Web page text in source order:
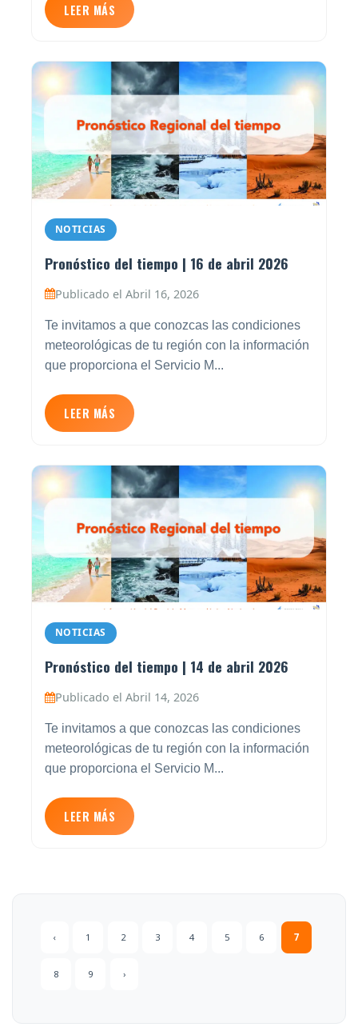
LEER MÁS
NOTICIAS
Pronóstico del tiempo | 16 de abril 2026
Publicado el Abril 16, 2026
Te invitamos a que conozcas las condiciones
meteorológicas de tu región con la información
que proporciona el Servicio M...
LEER MÁS
NOTICIAS
Pronóstico del tiempo | 14 de abril 2026
Publicado el Abril 14, 2026
Te invitamos a que conozcas las condiciones
meteorológicas de tu región con la información
que proporciona el Servicio M...
LEER MÁS
‹ 1 2 3 4 5 6 7
8 9 ›